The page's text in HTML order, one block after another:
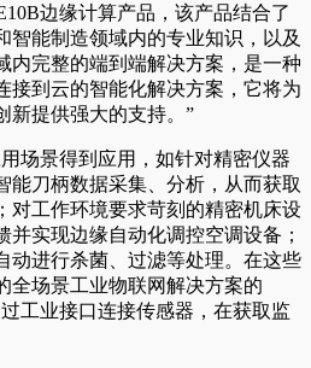
边缘计算产品，该产品结合了
智能制造领域内的专业知识，以及
内完整的端到端解决方案，是一种
接到云的智能化解决方案，它将为
新提供强大的支持。”
场景得到应用，如针对精密仪器
能刀柄数据采集、分析，从而获取
对工作环境要求苛刻的精密机床设
实现边缘自动化调控空调设备；
动进行杀菌、过滤等处理。在这些
全场景工业物联网解决方案的
工业接口连接传感器，在获取监